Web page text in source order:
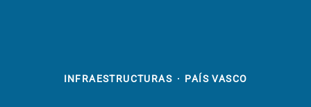
INFRAESTRUCTURAS · PAÍS VASCO